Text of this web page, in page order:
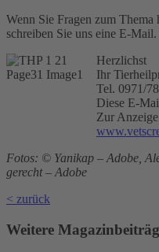
Wenn Sie Fragen zum Thema
schreiben Sie uns eine E-
Herzlichst
Ihr
Tel. 0971/
Diese E-
Zur
Fotos: © Yanikap – Adobe,
gerecht – Adobe
< zurück
Weitere